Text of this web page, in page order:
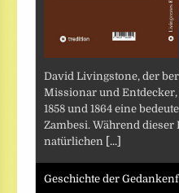
David Livingstone, der
Missionar und
1858 und 1864 eine
Zambesi. Während dieser
natürlichen [...]
Geschichte der